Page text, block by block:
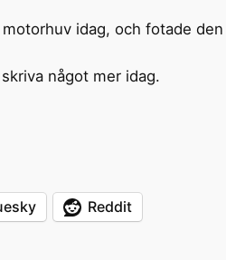
idag, och fotade
något mer idag.
Reddit